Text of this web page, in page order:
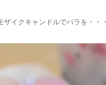
イクキャンドルでバラを・・・